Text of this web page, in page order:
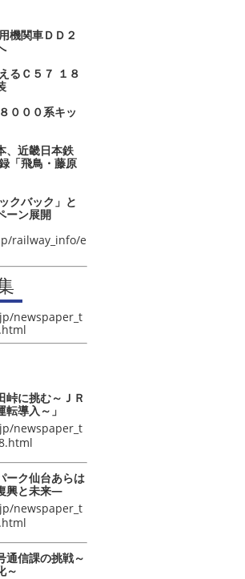
機関車ＤＤ２
るＣ５７ １８
０００系キッ
、近畿日本鉄
「飛鳥・藤原
クバック」と
ーン展開
railway_info/e
newspaper_t
に挑む～ＪＲ
導入～」
newspaper_t
ク仙台あらは
興と未来―
newspaper_t
信課の挑戦～
～